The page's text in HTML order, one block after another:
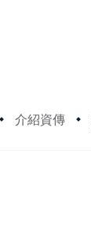
介紹資傳